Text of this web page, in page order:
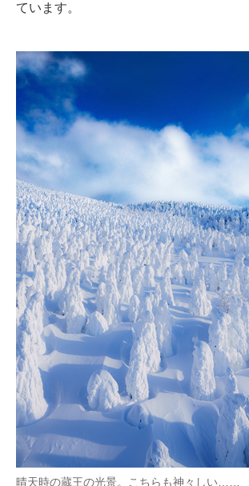
ています。
晴天時の蔵王の光景。こちらも神々しい……